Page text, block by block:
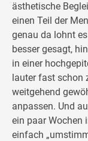
ästhetische
einen Teil der
genau da lohnt
besser gesagt,
in einer
lauter fast schon
weitgehend
anpassen. Und
ein paar Wochen
einfach